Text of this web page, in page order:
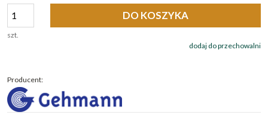
szt.
DO KOSZYKA
dodaj do przechowalni
Producent: